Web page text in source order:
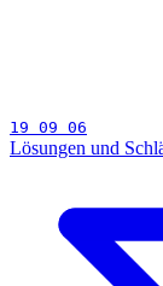
19 09 06
Lösungen und